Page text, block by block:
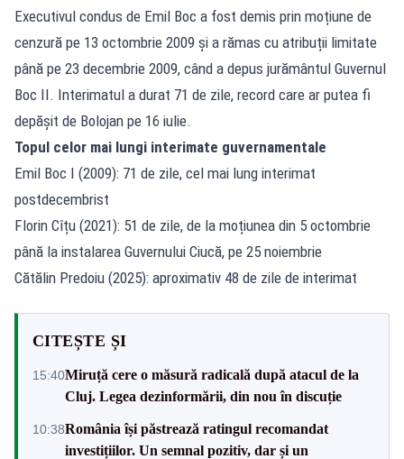
Executivul condus de Emil Boc a fost demis prin moțiune de
cenzură pe 13 octombrie 2009 și a rămas cu atribuții limitate
până pe 23 decembrie 2009, când a depus jurământul Guvernul
Boc II. Interimatul a durat 71 de zile, record care ar putea fi
depășit de Bolojan pe 16 iulie.
Topul celor mai lungi interimate guvernamentale
Emil Boc I (2009): 71 de zile, cel mai lung interimat
postdecembrist
Florin Cîțu (2021): 51 de zile, de la moțiunea din 5 octombrie
până la instalarea Guvernului Ciucă, pe 25 noiembrie
Cătălin Predoiu (2025): aproximativ 48 de zile de interimat
CITEȘTE ȘI
15:40Miruță cere o măsură radicală după atacul de la
Cluj. Legea dezinformării, din nou în discuție
10:38România își păstrează ratingul recomandat
investițiilor. Un semnal pozitiv, dar și un